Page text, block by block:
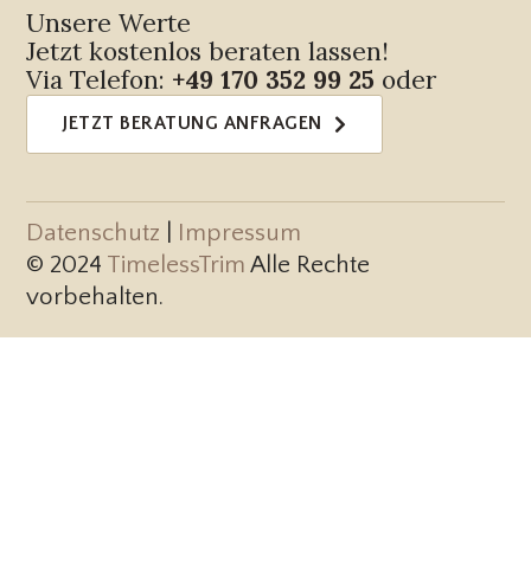
Unsere Werte
Jetzt kostenlos beraten lassen!
Via Telefon: +49 170 352 99 25 oder
JETZT BERATUNG ANFRAGEN
Datenschutz
Impressum
© 2024 TimelessTrim Alle Rechte
vorbehalten.